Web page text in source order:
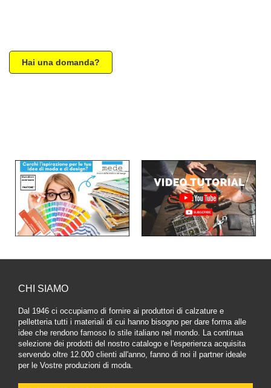
Hai una domanda?
CHI SIAMO
Dal 1946 ci occupiamo di fornire ai produttori di calzature e
pelletteria tutti i materiali di cui hanno bisogno per dare forma alle
idee che rendono famoso lo stile italiano nel mondo. La continua
selezione dei prodotti del nostro catalogo e l'esperienza acquisita
servendo oltre 12.000 clienti all'anno, fanno di noi il partner ideale
per le Vostre produzioni di moda.